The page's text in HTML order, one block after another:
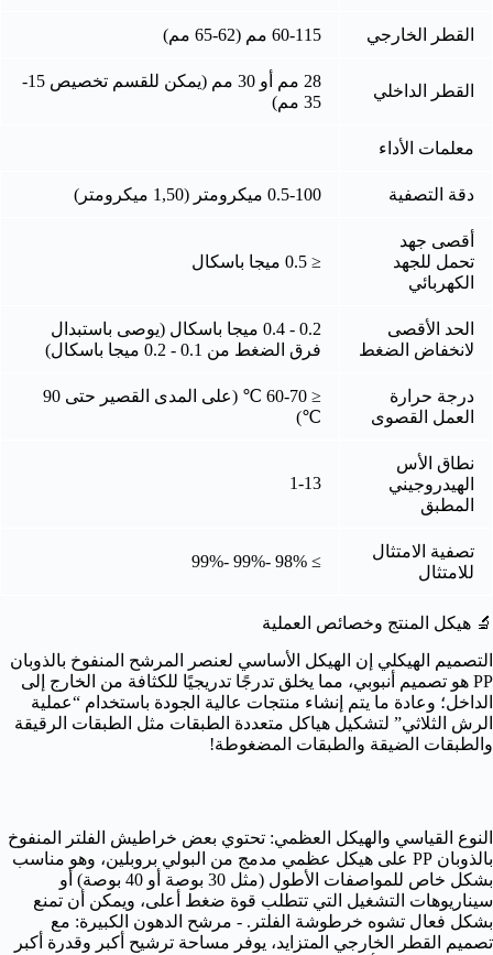
القطر الخارجي 60-115 مم (62-65 مم)
القطر الداخلي
28 مم أو 30 مم (يمكن للقسم تخصيص 15-
35 مم)
معلمات الأداء
دقة التصفية 0.5-100 ميكرومتر (1,50 ميكرومتر)
أقصى جهد
تحمل للجهد
الكهربائي
≤ 0.5 ميجا باسكال
الحد الأقصى
لانخفاض الضغط
0.2 - 0.4 ميجا باسكال (يوصى باستبدال
فرق الضغط من 0.1 - 0.2 ميجا باسكال)
درجة حرارة
العمل القصوى
≤ 60-70 ℃ (على المدى القصير حتى 90
℃)
نطاق الأس
الهيدروجيني
المطبق
1-13
تصفية الامتثال
للامتثال
≥ 98% -99% -99%
🔬 هيكل المنتج وخصائص العملية
التصميم الهيكلي إن الهيكل الأساسي لعنصر المرشح المنفوخ بالذوبان
PP هو تصميم أنبوبي، مما يخلق تدرجًا تدريجيًا للكثافة من الخارج إلى
الداخل؛ وعادة ما يتم إنشاء منتجات عالية الجودة باستخدام “عملية
الرش الثلاثي” لتشكيل هياكل متعددة الطبقات مثل الطبقات الرقيقة
والطبقات الضيقة والطبقات المضغوطة!
النوع القياسي والهيكل العظمي: تحتوي بعض خراطيش الفلتر المنفوخ
بالذوبان PP على هيكل عظمي مدمج من البولي بروبلين، وهو مناسب
بشكل خاص للمواصفات الأطول (مثل 30 بوصة أو 40 بوصة) أو
سيناريوهات التشغيل التي تتطلب قوة ضغط أعلى، ويمكن أن تمنع
بشكل فعال تشوه خرطوشة الفلتر. - مرشح الدهون الكبيرة: مع
تصميم القطر الخارجي المتزايد، يوفر مساحة ترشيح أكبر وقدرة أكبر